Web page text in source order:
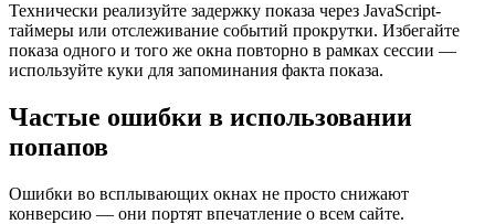
Технически реализуйте задержку показа через JavaScript-
таймеры или отслеживание событий прокрутки. Избегайте
показа одного и того же окна повторно в рамках сессии —
используйте куки для запоминания факта показа.
Частые ошибки в использовании
попапов
Ошибки во всплывающих окнах не просто снижают
конверсию — они портят впечатление о всем сайте.